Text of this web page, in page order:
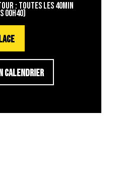
: toutes les 40min
00h40)
CALENDRIER